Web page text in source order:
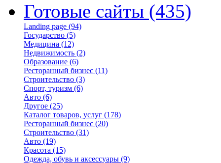
Готовые сайты (435)
Landing page (94)
Государство (5)
Медицина (12)
Недвижимость (2)
Образование (6)
Ресторанный бизнес (11)
Строительство (3)
Спорт, туризм (6)
Авто (6)
Другое (25)
Каталог товаров, услуг (178)
Ресторанный бизнес (20)
Строительство (31)
Авто (19)
Красота (15)
Одежда, обувь и аксессуары (9)